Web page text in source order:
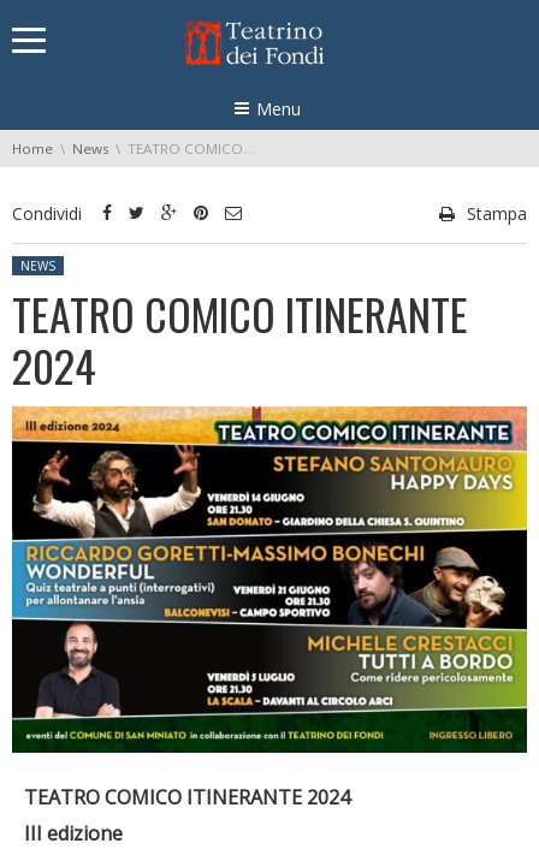
Menu
You are here:
Home News TEATRO COMICO ITINERANTE 2024
Condividi Stampa
Posted in:
NEWS
TEATRO COMICO ITINERANTE
2024
TEATRO COMICO ITINERANTE 2024
III edizione